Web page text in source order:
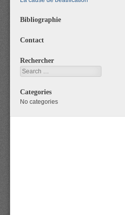
Bibliographie
Contact
Rechercher
Search
Categories
No categories